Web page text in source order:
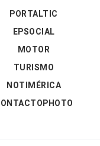
PORTALTIC
EPSOCIAL
MOTOR
TURISMO
NOTIMÉRICA